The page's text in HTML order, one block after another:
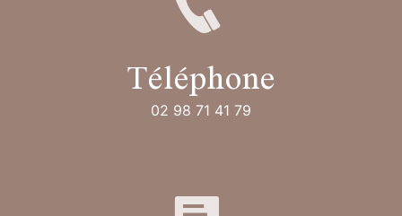
Téléphone
02 98 71 41 79